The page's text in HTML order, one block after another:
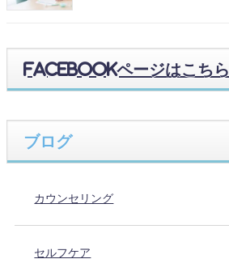
Facebookページはこちら
ブログ
カウンセリング
セルフケア